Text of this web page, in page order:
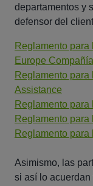
departamentos y
defensor del
Reglamento para
Europe
Reglamento
Assistance
Reglamento
Reglamento
Reglamento
Asimismo, las
si así lo